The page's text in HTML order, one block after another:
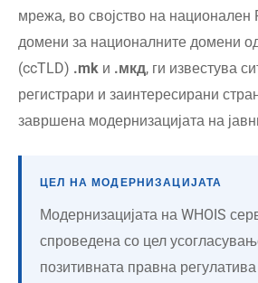
мрежа, во својство на национален
домени за националните домени
(ccTLD) .mk и .мкд, ги известува
регистрари и заинтересирани
завршена модернизацијата на
ЦЕЛ НА МОДЕРНИЗАЦИЈАТА
Модернизацијата на WHOIS
спроведена со цел
позитивната правна